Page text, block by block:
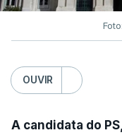
OUVIR
A candidata do